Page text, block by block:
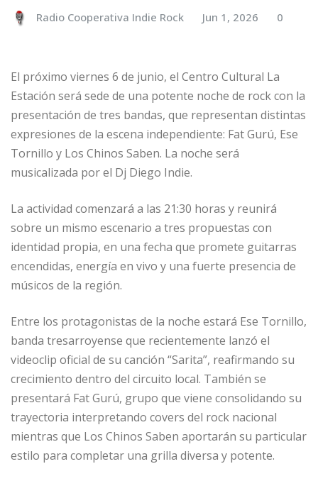
Radio Cooperativa Indie Rock Jun 1, 2026 0
El próximo viernes 6 de junio, el Centro Cultural La
Estación será sede de una potente noche de rock con la
presentación de tres bandas, que representan distintas
expresiones de la escena independiente: Fat Gurú, Ese
Tornillo y Los Chinos Saben. La noche será
musicalizada por el Dj Diego Indie.
La actividad comenzará a las 21:30 horas y reunirá
sobre un mismo escenario a tres propuestas con
identidad propia, en una fecha que promete guitarras
encendidas, energía en vivo y una fuerte presencia de
músicos de la región.
Entre los protagonistas de la noche estará Ese Tornillo,
banda tresarroyense que recientemente lanzó el
videoclip oficial de su canción “Sarita”, reafirmando su
crecimiento dentro del circuito local. También se
presentará Fat Gurú, grupo que viene consolidando su
trayectoria interpretando covers del rock nacional
mientras que Los Chinos Saben aportarán su particular
estilo para completar una grilla diversa y potente.